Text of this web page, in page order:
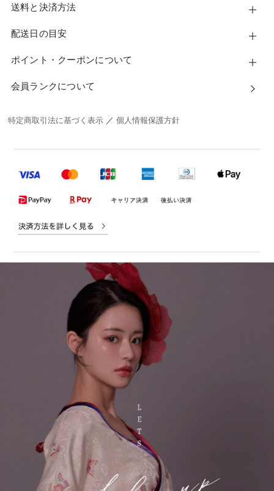
送料と決済方法
配送日の目安
ポイント・クーポンについて
会員ランクについて
特定商取引法に基づく表示 ／個人情報保護方針